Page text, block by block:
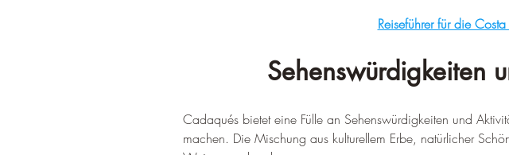
Reiseführer für die
Sehenswürdigkeiten
Cadaqués bietet eine Fülle an Sehenswürdigkeiten und
machen. Die Mischung aus kulturellem Erbe, natürlicher